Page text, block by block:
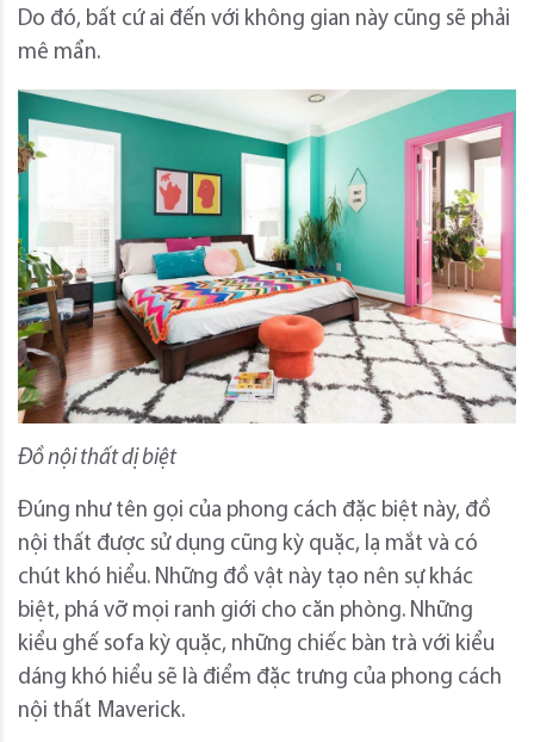
Do đó, bất cứ ai đến với không gian này cũng sẽ phải
mê mẩn.
Đồ nội thất dị biệt
Đúng như tên gọi của phong cách đặc biệt này, đồ
nội thất được sử dụng cũng kỳ quặc, lạ mắt và có
chút khó hiểu. Những đồ vật này tạo nên sự khác
biệt, phá vỡ mọi ranh giới cho căn phòng. Những
kiểu ghế sofa kỳ quặc, những chiếc bàn trà với kiểu
dáng khó hiểu sẽ là điểm đặc trưng của phong cách
nội thất Maverick.